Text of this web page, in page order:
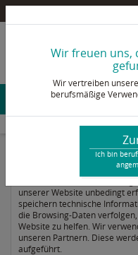
Cookie-Einstellungen
Cookie-
unserer Website unbedingt
speichern technische
die Browsing-Daten
Website zu helfen. Wir
unseren Partnern. Diese
aufgeführt.
Wir freuen uns,
Wir vertreiben
berufsmäßige
Ich bin